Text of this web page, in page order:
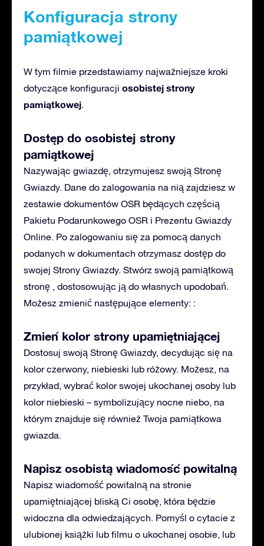
Konfiguracja strony
pamiątkowej
W tym filmie przedstawiamy najważniejsze kroki
dotyczące konfiguracji osobistej strony
pamiątkowej.
Dostęp do osobistej strony
pamiątkowej
Nazywając gwiazdę, otrzymujesz swoją Stronę
Gwiazdy. Dane do zalogowania na nią zajdziesz w
zestawie dokumentów OSR będących częścią
Pakietu Podarunkowego OSR i Prezentu Gwiazdy
Online. Po zalogowaniu się za pomocą danych
podanych w dokumentach otrzymasz dostęp do
swojej Strony Gwiazdy. Stwórz swoją pamiątkową
stronę , dostosowując ją do własnych upodobań.
Możesz zmienić następujące elementy: :
Zmień kolor strony upamiętniającej
Dostosuj swoją Stronę Gwiazdy, decydując się na
kolor czerwony, niebieski lub różowy. Możesz, na
przykład, wybrać kolor swojej ukochanej osoby lub
kolor niebieski – symbolizujący nocne niebo, na
którym znajduje się również Twoja pamiątkowa
gwiazda.
Napisz osobistą wiadomość powitalną
Napisz wiadomość powitalną na stronie
upamiętniającej bliską Ci osobę, która będzie
widoczna dla odwiedzających. Pomyśl o cytacie z
ulubionej książki lub filmu o ukochanej osobie, lub